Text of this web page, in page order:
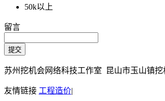
50k以上
留言
苏州挖机会网络科技工作室 昆山市玉山镇
友情链接 工程造价|